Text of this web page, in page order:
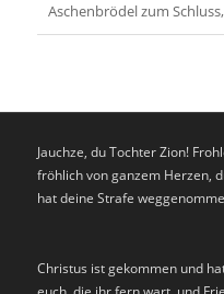
Aschenbrödel zum
Jauchze, du Tochter Zion!
fröhlich von ganzem Herzen,
hat deine Strafe
Christus ist gekommen und